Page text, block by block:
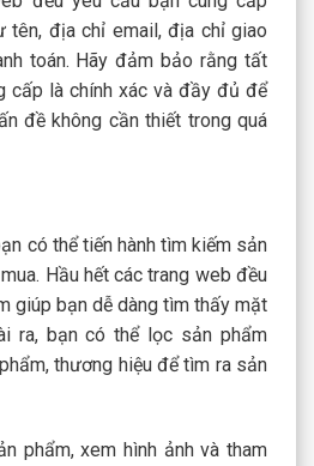
tên, địa chỉ email, địa chỉ giao
toán. Hãy đảm bảo rằng tất
cấp là chính xác và đầy đủ để
đề không cần thiết trong quá
có thể tiến hành tìm kiếm sản
Hầu hết các trang web đều
giúp bạn dễ dàng tìm thấy mặt
ra, bạn có thể lọc sản phẩm
thương hiệu để tìm ra sản
phẩm, xem hình ảnh và tham